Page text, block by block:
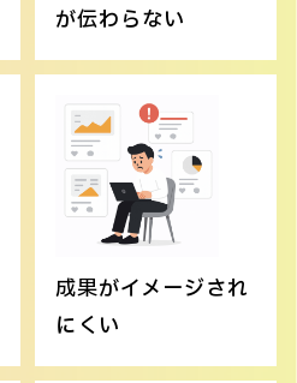
が伝わらない
成果がイメージされ
にくい